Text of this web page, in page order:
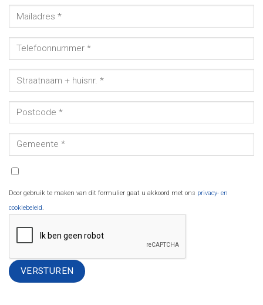
Door gebruik te maken van dit formulier gaat u akkoord met ons privacy- en
cookiebeleid.